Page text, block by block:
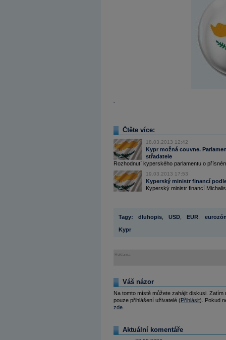
Čtěte více:
18.03.2013 12:42
Kypr možná couvne.
střadatele
Rozhodnutí kyperského parlamentu o
19.03.2013 17:53
Kyperský ministr financí
Kyperský ministr financí
Tagy: dluhopis USD EUR
Kypr
Reklama
Váš názor
Na tomto místě můžete zahájit diskusi.
pouze přihlášení uživatelé (Přihlásit). Pokud
zde
Aktuální komentáře